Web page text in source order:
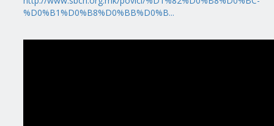
%D0%B1%D0%B8%D0%BB%D0%B...